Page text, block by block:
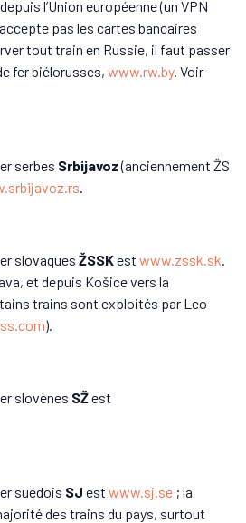
l’Union européenne (un VPN
pas les cartes bancaires
tout train en Russie, il faut passer
fer biélorusses, www.rw.by. Voir
serbes Srbijavoz(anciennement ŽS
.
slovaques ŽSSKest www.zssk.sk.
et depuis Košice vers la
trains sont exploités par Leo
).
slovènes SŽest
suédois SJ est www.sj.se ; la
des trains du pays, surtout